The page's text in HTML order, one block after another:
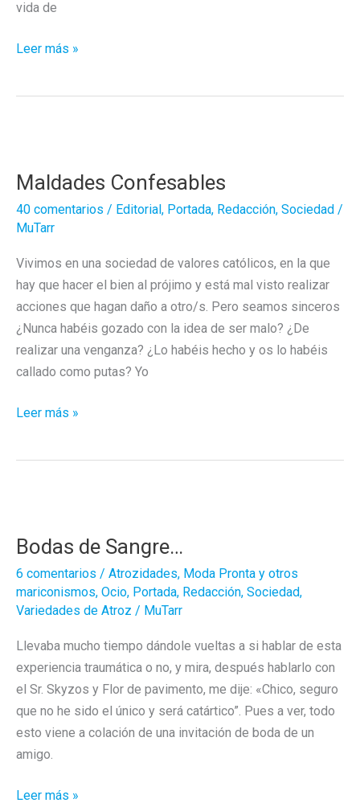
vida de
Mick
Leer más »
Maldades Confesables
40 comentarios / Editorial, Portada, Redacción, Sociedad /
MuTarr
Vivimos en una sociedad de valores católicos, en la que
hay que hacer el bien al prójimo y está mal visto realizar
acciones que hagan daño a otro/s. Pero seamos sinceros
¿Nunca habéis gozado con la idea de ser malo? ¿De
realizar una venganza? ¿Lo habéis hecho y os lo habéis
callado como putas? Yo
Maldades
Leer más »
Bodas de Sangre…
6 comentarios / Atrozidades, Moda Pronta y otros
mariconismos, Ocio, Portada, Redacción, Sociedad,
Variedades de Atroz / MuTarr
Llevaba mucho tiempo dándole vueltas a si hablar de esta
experiencia traumática o no, y mira, después hablarlo con
el Sr. Skyzos y Flor de pavimento, me dije: «Chico, seguro
que no he sido el único y será catártico”. Pues a ver, todo
esto viene a colación de una invitación de boda de un
amigo.
Bodas
Leer más »